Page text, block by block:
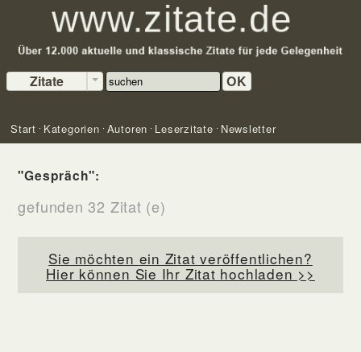
Zitate OK
Start Kategorien Autoren Leserzitate Newsletter
"Gespräch":
gefunden 32 Zitat (e)
Sie möchten ein Zitat veröffentlichen?
Hier können Sie Ihr Zitat hochladen >>